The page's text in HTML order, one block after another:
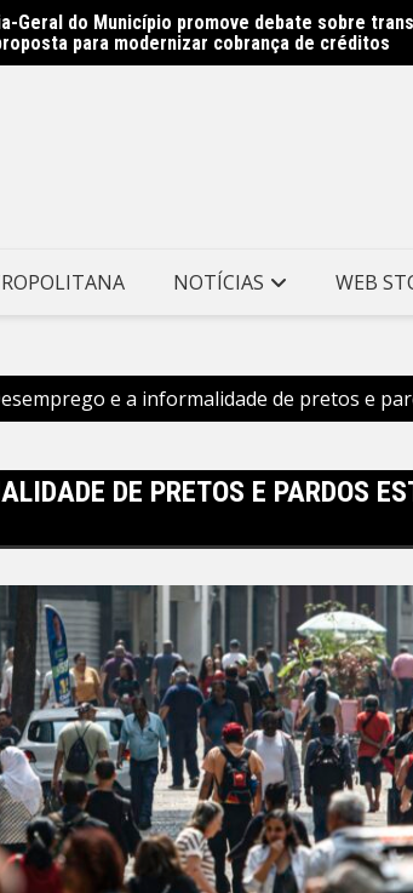
Geral do Município promove debate sobre
para modernizar cobrança de créditos
NOTÍCIAS WEB
e a informalidade de pretos e
DE PRETOS E PARDOS